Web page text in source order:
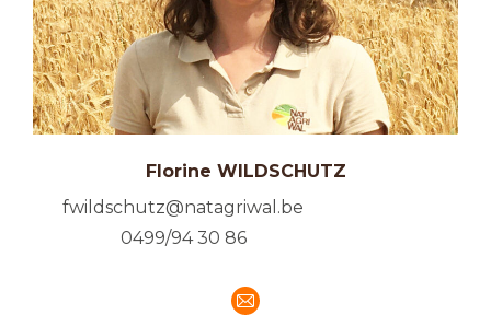
Florine WILDSCHUTZ
fwildschutz@natagriwal.be
0499/94 30 86
E-